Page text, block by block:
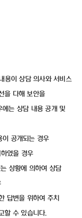
용이 상담 의사와 서비스
을 다해 보안을
에는 상담 내용 공개 및
이 공개되는 경우
였을 경우
상황에 의하여 상담
답변을 위하여 주치
할 수 있습니다.